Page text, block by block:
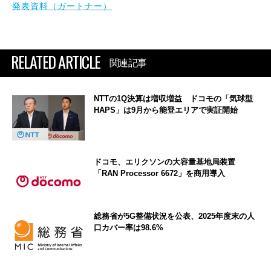
発表資料（ガートナー）
RELATED ARTICLE 関連記事
NTTの1Q決算は増収増益 ドコモの「気球型
HAPS」は9月から能登エリアで実証開始
ドコモ、エリクソンの大容量基地局装置
「RAN Processor 6672」を商用導入
総務省が5G整備状況を公表、2025年度末の人
口カバー率は98.6%